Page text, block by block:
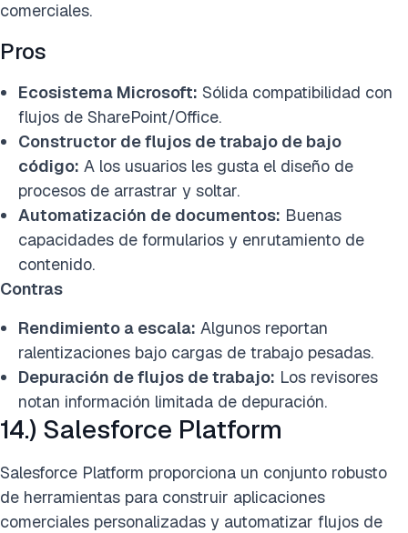
comerciales.
Pros
Ecosistema Microsoft: Sólida compatibilidad con
flujos de SharePoint/Office.
Constructor de flujos de trabajo de bajo
código: A los usuarios les gusta el diseño de
procesos de arrastrar y soltar.
Automatización de documentos: Buenas
capacidades de formularios y enrutamiento de
contenido.
Contras
Rendimiento a escala: Algunos reportan
ralentizaciones bajo cargas de trabajo pesadas.
Depuración de flujos de trabajo: Los revisores
notan información limitada de depuración.
14.) Salesforce Platform
Salesforce Platform proporciona un conjunto robusto
de herramientas para construir aplicaciones
comerciales personalizadas y automatizar flujos de